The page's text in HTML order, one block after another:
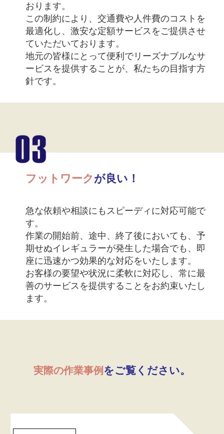
おります。
この制約により、交通費や人件費のコストを
最適化し、激安な定額サービスをご提供させ
ていただいております。
地元の皆様にとって便利でリーズナブルなサ
ービスを提供することが、私たちの目指す方
針です。
フットワーク が良い！
急な依頼や相談にもスピーディに対応可能で
す。
作業の開始前、途中、終了後においても、予
期せぬイレギュラーが発生した場合でも、即
座に迅速かつ効果的な対応をいたします。
お客様の要望や状況に柔軟に対応し、常に最
善のサービスを提供することをお約束いたし
ます。
実際の作業事例 をご覧ください。